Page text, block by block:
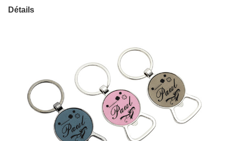
Détails